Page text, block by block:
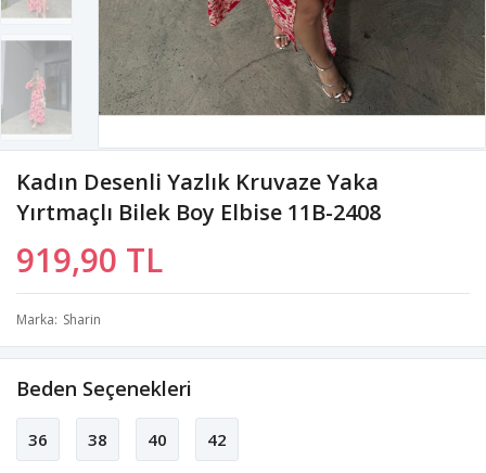
Kadın Desenli Yazlık Kruvaze Yaka
Yırtmaçlı Bilek Boy Elbise 11B-2408
919,90 TL
Marka Sharin
Beden Seçenekleri
36 38 40 42